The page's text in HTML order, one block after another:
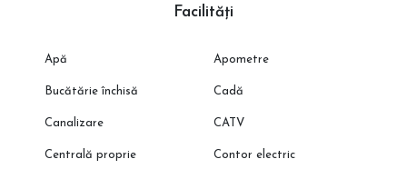
📞 Programează o vizionare cu reprezentantul direct al
🌐 Descoperă oferta completă pe CleverImobiliare.ro – peste 1000
comision.
Facilități
Apă Apometre
Bucătărie închisă Cadă
Canalizare CATV
Centrală proprie Contor electric